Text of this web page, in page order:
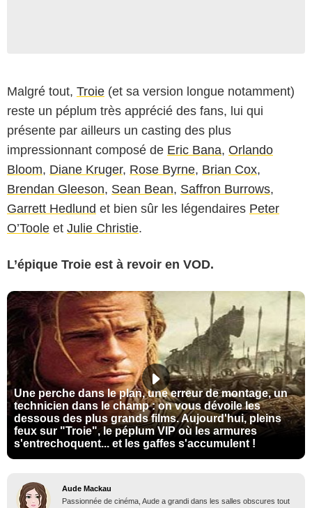
Malgré tout, Troie (et sa version longue notamment)
reste un péplum très apprécié des fans, lui qui
présente par ailleurs un casting des plus
impressionnant composé de Eric Bana, Orlando
Bloom, Diane Kruger, Rose Byrne, Brian Cox,
Brendan Gleeson, Sean Bean, Saffron Burrows,
Garrett Hedlund et bien sûr les légendaires Peter
O’Toole et Julie Christie.
L’épique Troie est à revoir en VOD.
Une perche dans le plan, une erreur de montage, un
technicien dans le champ : on vous dévoile les
dessous des plus grands films. Aujourd'hui, pleins
feux sur "Troie", le péplum VIP où les armures
s'entrechoquent... et les gaffes s'accumulent !
Aude Mackau
Passionnée de cinéma, Aude a grandi dans les salles obscures tout